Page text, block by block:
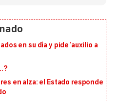
en su día y pide ‘auxilio a
en alza: el Estado responde